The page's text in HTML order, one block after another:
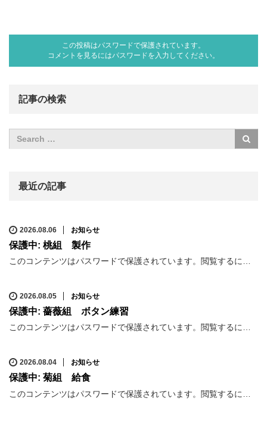
この投稿はパスワードで保護されています。
コメントを見るにはパスワードを入力してください。
記事の検索
最近の記事
2026.08.06 お知らせ
保護中: 桃組 製作
このコンテンツはパスワードで保護されています。閲覧するに…
2026.08.05 お知らせ
保護中: 薔薇組 ボタン練習
このコンテンツはパスワードで保護されています。閲覧するに…
2026.08.04 お知らせ
保護中: 菊組 給食
このコンテンツはパスワードで保護されています。閲覧するに…